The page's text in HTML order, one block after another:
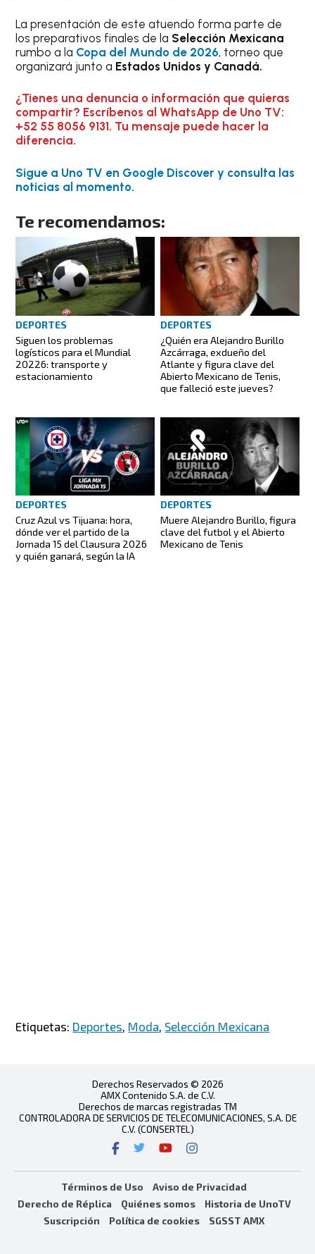
La presentación de este atuendo forma parte de
los preparativos finales de la Selección Mexicana
rumbo a la Copa del Mundo de 2026, torneo que
organizará junto a Estados Unidos y Canadá.
¿Tienes una denuncia o información que quieras
compartir? Escríbenos al WhatsApp de Uno TV:
+52 55 8056 9131. Tu mensaje puede hacer la
diferencia.
Sigue a Uno TV en Google Discover y consulta las
noticias al momento.
Te recomendamos:
DEPORTES
Siguen los problemas
logísticos para el Mundial
20226: transporte y
estacionamiento
DEPORTES
¿Quién era Alejandro Burillo
Azcárraga, exdueño del
Atlante y figura clave del
Abierto Mexicano de Tenis,
que falleció este jueves?
DEPORTES
Cruz Azul vs Tijuana: hora,
dónde ver el partido de la
Jornada 15 del Clausura 2026
y quién ganará, según la IA
DEPORTES
Muere Alejandro Burillo, figura
clave del futbol y el Abierto
Mexicano de Tenis
Etiquetas: Deportes Moda Selección Mexicana
Derechos Reservados © 2026
AMX Contenido S.A. de C.V.
Derechos de marcas registradas TM
CONTROLADORA DE SERVICIOS DE TELECOMUNICACIONES, S.A. DE
C.V. (CONSERTEL)
Términos de Uso
Aviso de Privacidad
Derecho de Réplica
Quiénes somos
Historia de UnoTV
Suscripción
Política de cookies SGSST AMX